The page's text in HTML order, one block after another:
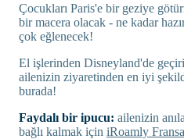
Çocukları Paris'e bir geziye
bir macera olacak - ne kadar
çok eğlenecek!
El işlerinden Disneyland'de
ailenizin ziyaretinden en iyi
burada!
Faydalı bir ipucu: ailenizin
bağlı kalmak için iRoamly